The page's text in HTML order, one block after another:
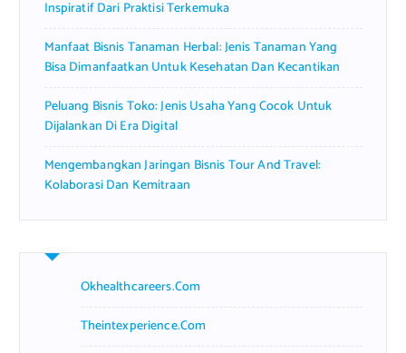
Inspiratif Dari Praktisi Terkemuka
Manfaat Bisnis Tanaman Herbal: Jenis Tanaman Yang
Bisa Dimanfaatkan Untuk Kesehatan Dan Kecantikan
Peluang Bisnis Toko: Jenis Usaha Yang Cocok Untuk
Dijalankan Di Era Digital
Mengembangkan Jaringan Bisnis Tour And Travel:
Kolaborasi Dan Kemitraan
Okhealthcareers.com
Theintexperience.com